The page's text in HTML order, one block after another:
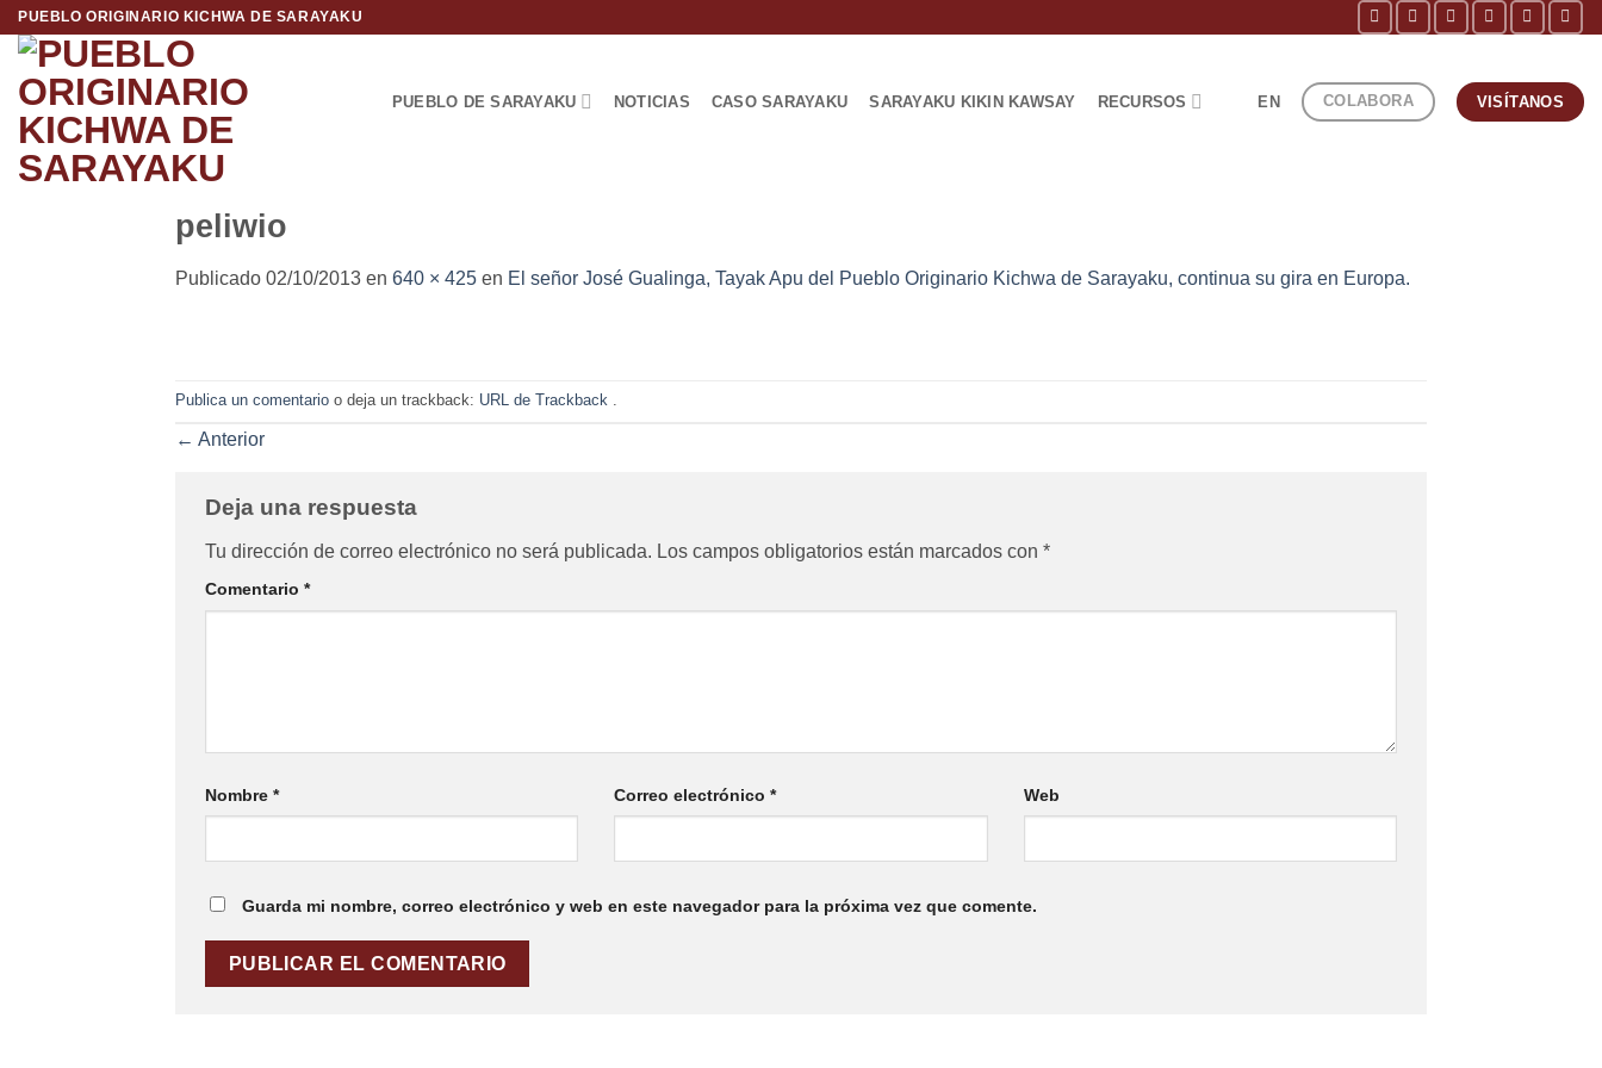
Saltar
contenido
PUEBLO ORIGINARIO KICHWA DE SARAYAKU
PUEBLO DE SARAYAKU NOTICIAS CASO SARAYAKU SARAYAKU KIKIN KAWSAY RECURSOS EN COLABORA VISÍTANOS
peliwio
Publicado 02/10/2013 en 640 × 425 en El señor José Gualinga, Tayak Apu del Pueblo Originario Kichwa de Sarayaku, continua su gira en Europa.
Publica un comentario o deja un trackback: URL de Trackback .
← Anterior
Deja una respuesta
Tu dirección de correo electrónico no será publicada. Los campos obligatorios están marcados con *
Comentario *
Nombre * Correo electrónico* Web
Guarda mi nombre, correo electrónico y web en este navegador para la próxima vez que comente.